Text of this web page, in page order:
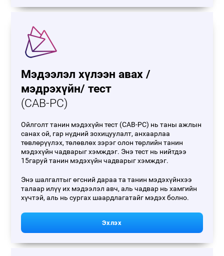
Мэдээлэл хүлээн авах /
мэдрэхүйн/ тест
(CAB-PC)
Ойлголт танин мэдэхүйн тест (CAB-PC) нь таны ажлын
санах ой, гар нүдний зохицуулалт, анхаарлаа
төвлөрүүлэх, төлөвлөх зэрэг олон төрлийн танин
мэдэхүйн чадварыг хэмждэг. Энэ тест нь нийтдээ
15гаруй танин мэдэхүйн чадварыг хэмждэг.
Энэ шалгалтыг өгсний дараа та танин мэдэхүйнхээ
талаар илүү их мэдээлэл авч, аль чадвар нь хамгийн
хүчтэй, аль нь сургах шаардлагатайг мэдэх болно.
Эхлэх